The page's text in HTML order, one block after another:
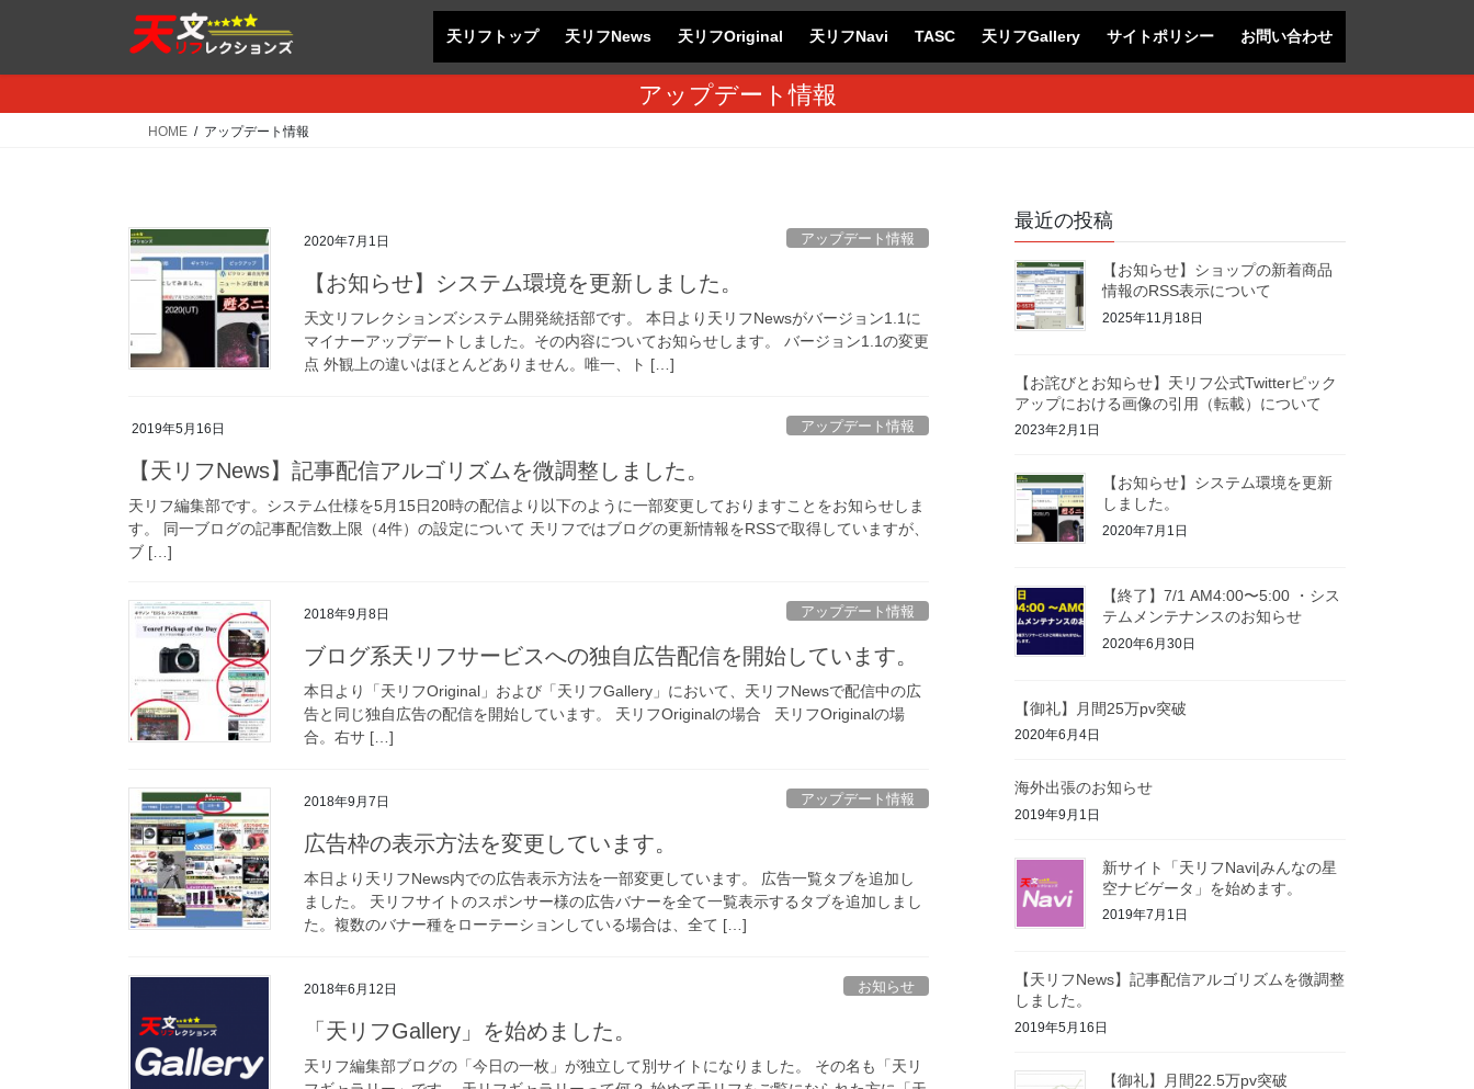
ツ
シ
天リフトップ 天リフNews 天リフOriginal 天リフNavi TASC 天リフGallery サイトポリシー お問い合わせ
アップデート情報
HOME アップデート情報
2020年7月1日 アップデート情報
【お知らせ】システム環境を更新しました。
天文リフレクションズシステム開発統括部です。 本日より天リフNewsがバージョン1.1に
マイナーアップデートしました。その内容についてお知らせします。 バージョン1.1の変更
点 外観上の違いはほとんどありません。唯一、ト […]
2019年5月16日 アップデート情報
【天リフNews】記事配信アルゴリズムを微調整しました。
天リフ編集部です。システム仕様を5月15日20時の配信より以下のように一部変更しておりますことをお知らせしま
す。 同一ブログの記事配信数上限（4件）の設定について 天リフではブログの更新情報をRSSで取得していますが、
ブ […]
2018年9月8日 アップデート情報
ブログ系天リフサービスへの独自広告配信を開始しています。
本日より「天リフOriginal」および「天リフGallery」において、天リフNewsで配信中の広
告と同じ独自広告の配信を開始しています。 天リフOriginalの場合 天リフOriginalの場
合。右サ […]
2018年9月7日 アップデート情報
広告枠の表示方法を変更しています。
本日より天リフNews内での広告表示方法を一部変更しています。 広告一覧タブを追加し
ました。 天リフサイトのスポンサー様の広告バナーを全て一覧表示するタブを追加しまし
た。複数のバナー種をローテーションしている場合は、全て […]
2018年6月12日 お知らせ
「天リフGallery」を始めました。
天リフ編集部ブログの「今日の一枚」が独立して別サイトになりました。 その名も「天リ
最近の投稿
【お知らせ】ショップの新着商品
情報のRSS表示について
2025年11月18日
【お詫びとお知らせ】天リフ公式Twitterピック
アップにおける画像の引用（転載）について
2023年2月1日
【お知らせ】システム環境を更新
しました。
2020年7月1日
【終了】7/1 AM4:00〜5:00 ・シス
テムメンテナンスのお知らせ
2020年6月30日
【御礼】月間25万pv突破
2020年6月4日
海外出張のお知らせ
2019年9月1日
新サイト「天リフNavi|みんなの星
空ナビゲータ」を始めます。
2019年7月1日
【天リフNews】記事配信アルゴリズムを微調整
しました。
2019年5月16日
【御礼】月間22.5万pv突破